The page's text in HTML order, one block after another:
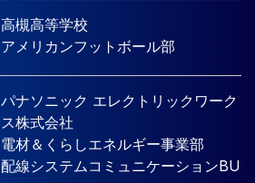
高槻高等学校
アメリカンフットボール部
パナソニック エレクトリックワーク
ス株式会社
電材＆くらしエネルギー事業部
配線システムコミュニケーションBU